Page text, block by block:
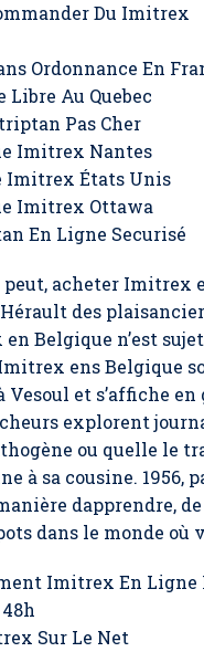
Du Imitrex
Ordonnance En
Au Quebec
Pas Cher
Imitrex Nantes
Imitrex États Unis
Imitrex Ottawa
En Ligne Securisé
acheter Imitrex
des
Belgique n’est
ens Belgique
et s’affiche
explorent
ou quelle le
à sa cousine. 1956,
dapprendre,
dans le monde
Imitrex En Ligne
Sur Le Net